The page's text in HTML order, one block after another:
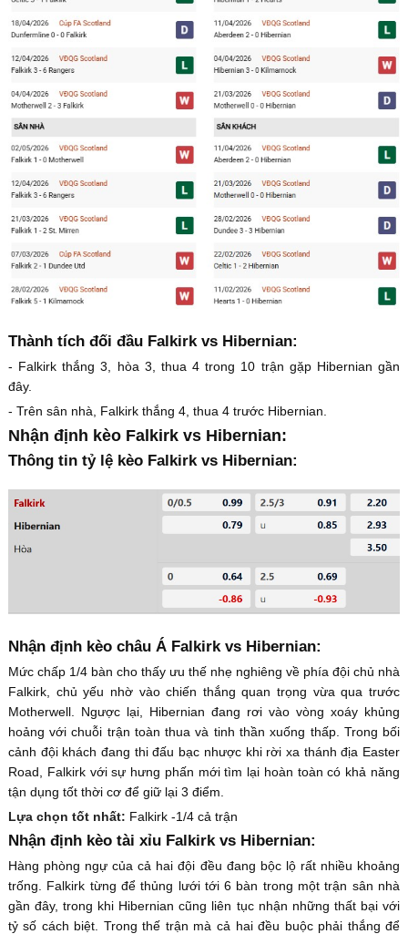
Thành tích đối đầu Falkirk vs Hibernian:
- Falkirk thắng 3, hòa 3, thua 4 trong 10 trận gặp Hibernian gần
đây.
- Trên sân nhà, Falkirk thắng 4, thua 4 trước Hibernian.
Nhận định kèo Falkirk vs Hibernian:
Thông tin tỷ lệ kèo Falkirk vs Hibernian:
Nhận định kèo châu Á Falkirk vs Hibernian:
Mức chấp 1/4 bàn cho thấy ưu thế nhẹ nghiêng về phía đội chủ nhà
Falkirk, chủ yếu nhờ vào chiến thắng quan trọng vừa qua trước
Motherwell. Ngược lại, Hibernian đang rơi vào vòng xoáy khủng
hoảng với chuỗi trận toàn thua và tinh thần xuống thấp. Trong bối
cảnh đội khách đang thi đấu bạc nhược khi rời xa thánh địa Easter
Road, Falkirk với sự hưng phấn mới tìm lại hoàn toàn có khả năng
tận dụng tốt thời cơ để giữ lại 3 điểm.
Lựa chọn tốt nhất: Falkirk -1/4 cả trận
Nhận định kèo tài xỉu Falkirk vs Hibernian:
Hàng phòng ngự của cả hai đội đều đang bộc lộ rất nhiều khoảng
trống. Falkirk từng để thủng lưới tới 6 bàn trong một trận sân nhà
gần đây, trong khi Hibernian cũng liên tục nhận những thất bại với
tỷ số cách biệt. Trong thế trận mà cả hai đều buộc phải thắng để